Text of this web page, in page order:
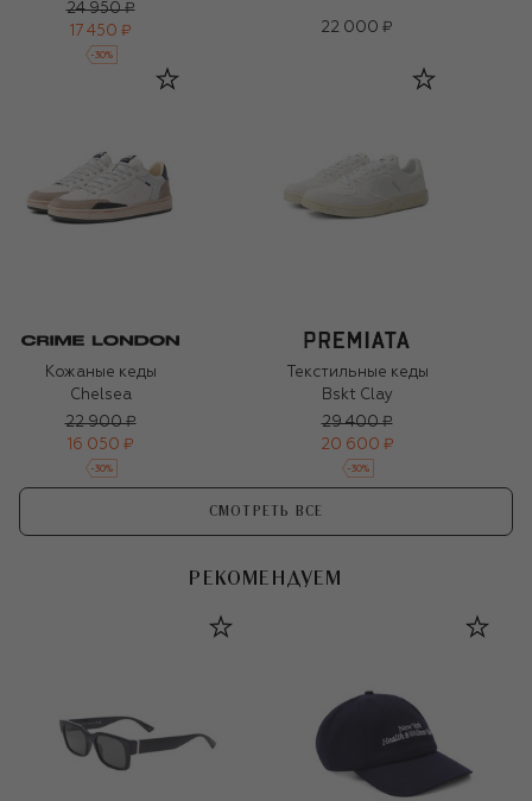
24 950 ₽
17 450 ₽
-30%
22 000 ₽
Кожаные кеды
Chelsea
22 900 ₽
16 050 ₽
-30%
Текстильные кеды
Bskt Clay
29 400 ₽
20 600 ₽
-30%
СМОТРЕТЬ ВСЕ
РЕКОМЕНДУЕМ